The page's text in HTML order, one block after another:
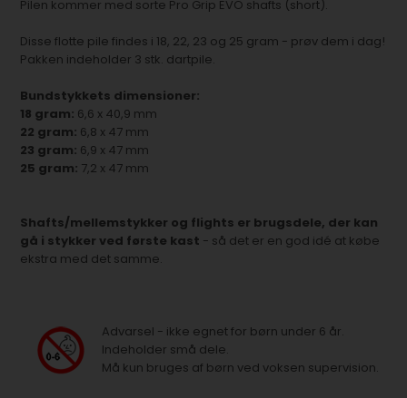
Pilen kommer med sorte Pro Grip EVO shafts (short).
Disse flotte pile findes i 18, 22, 23 og 25 gram - prøv dem i dag!
Pakken indeholder 3 stk. dartpile.
Bundstykkets dimensioner:
18 gram: 6,6 x 40,9 mm
22 gram: 6,8 x 47 mm
23 gram: 6,9 x 47 mm
25 gram: 7,2 x 47 mm
Shafts/mellemstykker og flights er brugsdele, der kan
gå i stykker ved første kast - så det er en god idé at købe
ekstra med det samme.
Advarsel - ikke egnet for børn under 6 år.
Indeholder små dele.
Må kun bruges af børn ved voksen supervision.